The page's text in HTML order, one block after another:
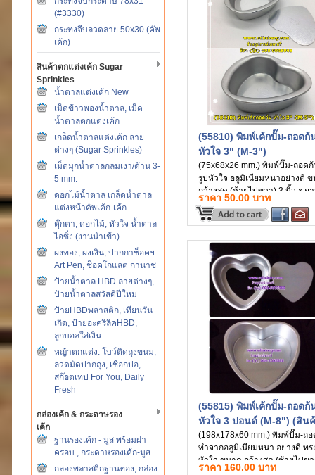
(#3330)
กระทงจีบลวดลาย 50x30 (คัพ
เค้ก)
สินค้าตกแต่งเค้ก Sugar
Sprinkles
น้ำตาลแต่งเค้ก New
เม็ดข้าวพองน้ำตาล, เม็ด
น้ำตาลตกแต่งเค้ก
เกล็ดน้ำตาลแต่งเค้ก ลาย
ต่างๆ (Sugar Sprinkles)
เม็ดมุกน้ำตาลกลมเงา/ด้าน 3-
5 mm.
ดอกไม้น้ำตาล เกล็ดน้ำตาล
แต่งหน้าคัพเค้ก-เค้ก
ตุ๊กตา, ดอกไม้, หัวใจ น้ำตาล
ไอซิ่ง (งานนำเข้า)
ผงทอง, ผงเงิน, ปากกาช็อคฯ
Art Pen, ช็อคโกแลต กานาช
ป้ายน้ำตาล HBD ลายต่างๆ,
ป้ายน้ำตาลสวัสดีปีใหม่
ป้ายHBDพลาสติก, เทียนวัน
เกิด, ป้ายอะคริลิคHBD,
ลูกบอลใส่เงิน
หญ้าตกแต่ง. โบว์ติดถุงขนม,
ลวดมัดปากถุง, เชือกปอ,
สก๊อตเทป For You, Daily
Fresh
กล่องเค้ก & กระดาษรอง
เค้ก
ฐานรองเค้ก - มูส พร้อมฝา
ครอบ , กระดาษรองเค้ก-มูส
กล่องพลาสติกฐานทอง, กล่อง
(55810) พิมพ์เค้กปั๊ม-ถอดก้
หัวใจ 3" (M-3")
(75x68x26 mm.) พิมพ์ปั๊ม-ถอด
รูปหัวใจ อลูมิเนียมหนาอย่างดี
กว้างสุด (ซ้ายไปขวา) 3 นิ้ว x ย
(วัดบนลงล่าง) 2 นิ้วครึ่ง x สูง 1
ราคา 50.00 บาท
(55815) พิมพ์เค้กปั๊ม-ถอดก้
หัวใจ 3 ปอนด์ (M-8") (สิน
นำเข้า)
(198x178x60 mm.) พิมพ์ปั๊ม-ถ
ทำจากอลูมิเนียมหนา อย่างดี ทร
หัวใจ ขนาด กว้างสุด (ซ้ายไปข
1/2 นิ้ว x ยาว (วัดบนลงล่าง) 6
ราคา 160.00 บาท